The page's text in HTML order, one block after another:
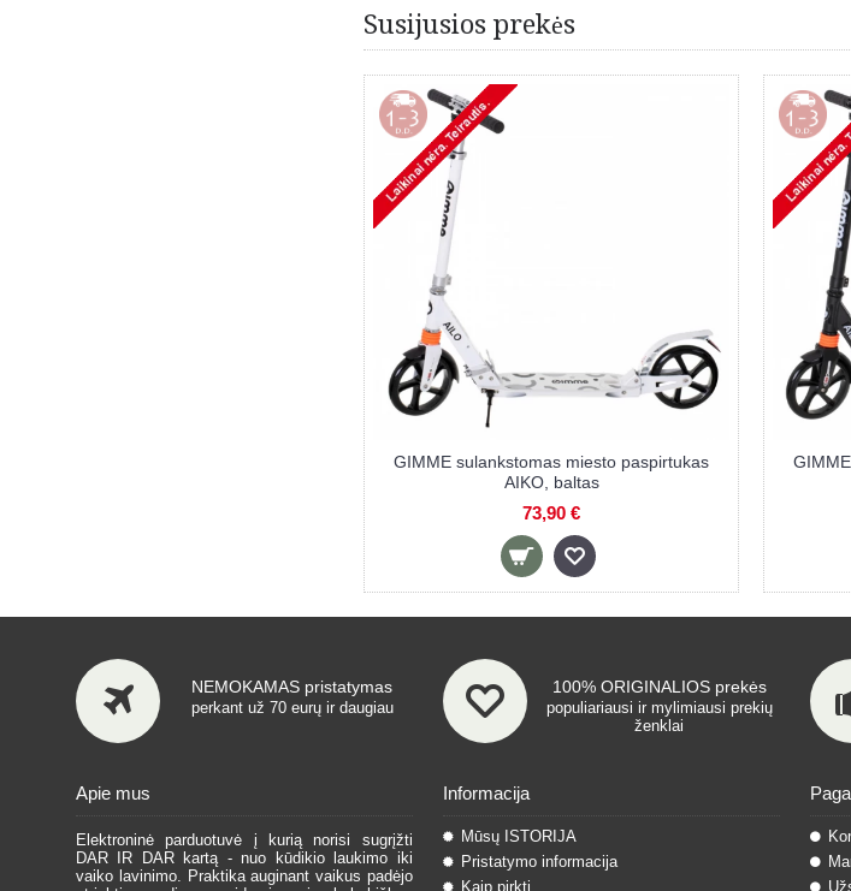
Susijusios prekės
GIMME sulankstomas miesto paspirtukas
AIKO, baltas
73,90 €
NEMOKAMAS pristatymas
perkant už 70 eurų ir daugiau
100% ORIGINALIOS prekės
populiariausi ir mylimiausi prekių
ženklai
Apie mus
Elektroninė parduotuvė į kurią norisi sugrįžti
DAR IR DAR kartą - nuo kūdikio laukimo iki
vaiko lavinimo. Praktika auginant vaikus padėjo
Informacija
Mūsų ISTORIJA
Pristatymo informacija
Kaip pirkti